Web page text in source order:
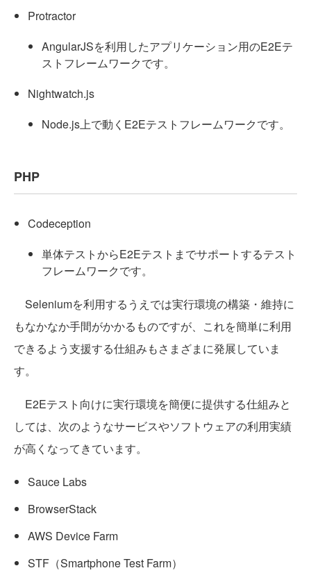
Protractor
AngularJSを利用したアプリケーション用のE2Eテ
ストフレームワークです。
Nightwatch.js
Node.js上で動くE2Eテストフレームワークです。
PHP
Codeception
単体テストからE2Eテストまでサポートするテスト
フレームワークです。
Seleniumを利用するうえでは実行環境の構築・維持に
もなかなか手間がかかるものですが、これを簡単に利用
できるよう支援する仕組みもさまざまに発展していま
す。
E2Eテスト向けに実行環境を簡便に提供する仕組みと
しては、次のようなサービスやソフトウェアの利用実績
が高くなってきています。
Sauce Labs
BrowserStack
AWS Device Farm
STF（Smartphone Test Farm）